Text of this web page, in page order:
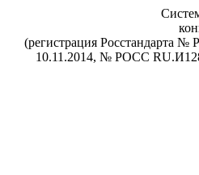
(регистрация
10.11.2014, № РОСС